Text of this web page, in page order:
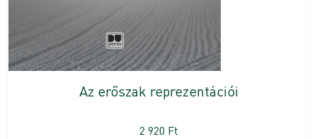
Az erőszak reprezentációi
2 920 Ft